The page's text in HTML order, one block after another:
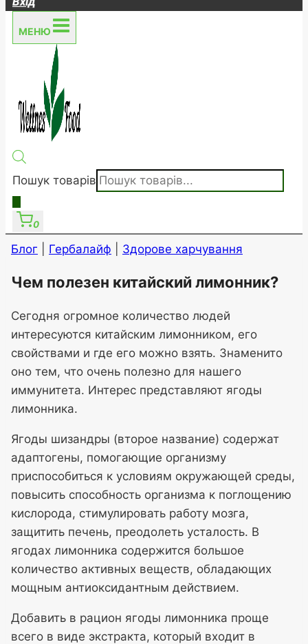
МЕНЮ
Пошук товарів
0
Блог Гербалайф Здорове харчування
Чем полезен китайский лимонник?
Сегодня огромное количество людей
интересуются китайским лимонником, его
свойствами и где его можно взять. Знаменито
оно тем, что очень полезно для нашего
иммунитета. Интерес представляют ягоды
лимонника.
Ягоды шизандры (второе название) содержат
адаптогены, помогающие организму
приспособиться к условиям окружающей среды,
повысить способность организма к поглощению
кислорода, стимулировать работу мозга,
защитить печень, преодолеть усталость. В
ягодах лимонника содержится большое
количество активных веществ, обладающих
мощным антиоксидантным действием.
Добавить в рацион ягоды лимонника проще
всего в виде экстракта, который входит в